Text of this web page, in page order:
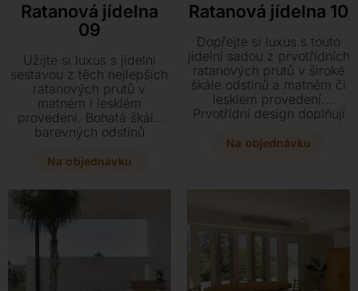
Ratanová jídelna
09
Užijte si luxus s jídelní
sestavou z těch nejlepších
ratanových prutů v
matném i lesklém
provedení. Bohatá škála
barevných odstínů
španělské látky dodá
eleganci.
Na objednávku
Ratanová jídelna 10
Dopřejte si luxus s touto
jídelní sadou z prvotřídních
ratanových prutů v široké
škále odstínů a matném či
lesklém provedení.
Prvotřídní design doplňují
které vaší jídelně dodají
Na objednávku